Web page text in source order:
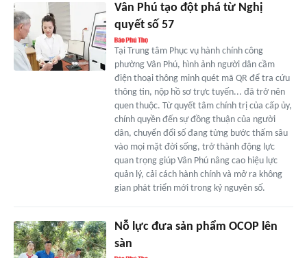
Vân Phú tạo đột phá từ Nghị
quyết số 57
Tại Trung tâm Phục vụ hành chính công
phường Vân Phú, hình ảnh người dân cầm
điện thoại thông minh quét mã QR để tra cứu
thông tin, nộp hồ sơ trực tuyến... đã trở nên
quen thuộc. Từ quyết tâm chính trị của cấp ủy,
chính quyền đến sự đồng thuận của người
dân, chuyển đổi số đang từng bước thấm sâu
vào mọi mặt đời sống, trở thành động lực
quan trọng giúp Vân Phú nâng cao hiệu lực
quản lý, cải cách hành chính và mở ra không
gian phát triển mới trong kỷ nguyên số.
Nỗ lực đưa sản phẩm OCOP lên
sàn